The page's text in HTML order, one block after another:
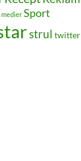
medier Sport
strul twitter